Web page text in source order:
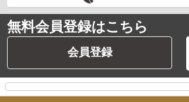
無料会員登録はこちら
会員登録